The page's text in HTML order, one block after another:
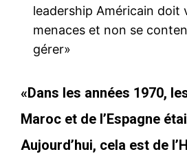
leadership Américain doit
menaces et non se
gérer»
«Dans les années 1970,
Maroc et de l’Espagne
Aujourd’hui, cela est de